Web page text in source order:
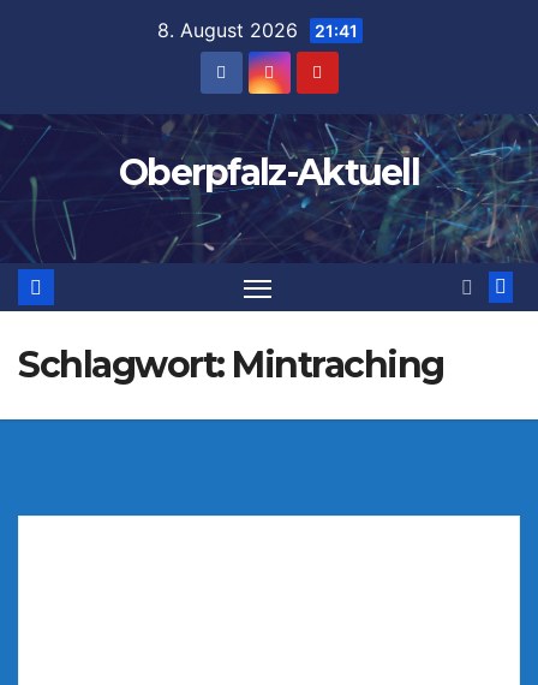
8. August 2026 21:41
Oberpfalz-Aktuell
Schlagwort: Mintraching